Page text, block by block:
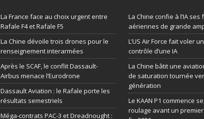
La France face au choix urgent entre
Rafale F4 et Rafale F5
La Chine dévoile trois drones pour le
renseignement interarmées
Après le SCAF, le conflit Dassault-
Airbus menace l’Eurodrone
Dassault Aviation : le Rafale porte les
résultats semestriels
Méga-contrats PAC-3 et Dreadnought :
La Chine confie à l’IA ses
aériennes de grande
L’US Air Force fait voler
contrôle d’une IA
La Chine bâtit une
de saturation tournée
génération
Le KAAN P1 commence
roulage avant un